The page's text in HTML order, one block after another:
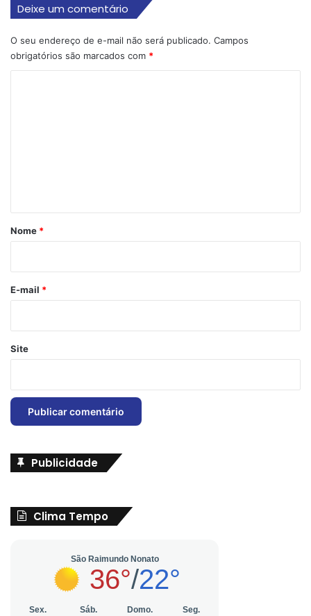
Deixe um comentário
O seu endereço de e-mail não será publicado. Campos
obrigatórios são marcados com *
r
*
Nome *
E-mail *
Site
Publicidade
Clima Tempo